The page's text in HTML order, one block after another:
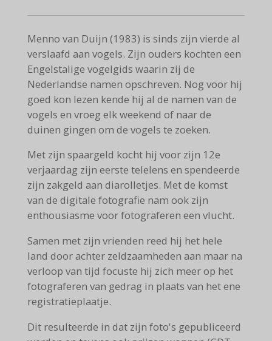
Menno van Duijn (1983) is sinds zijn vierde al
verslaafd aan vogels. Zijn ouders kochten een
Engelstalige vogelgids waarin zij de
Nederlandse namen opschreven. Nog voor hij
goed kon lezen kende hij al de namen van de
vogels en vroeg elk weekend of naar de
duinen gingen om de vogels te zoeken.
Met zijn spaargeld kocht hij voor zijn 12e
verjaardag zijn eerste telelens en spendeerde
zijn zakgeld aan diarolletjes. Met de komst
van de digitale fotografie nam ook zijn
enthousiasme voor fotograferen een vlucht.
Samen met zijn vrienden reed hij het hele
land door achter zeldzaamheden aan maar na
verloop van tijd focuste hij zich meer op het
fotograferen van gedrag in plaats van het ene
registratieplaatje.
Dit resulteerde in dat zijn foto's gepubliceerd